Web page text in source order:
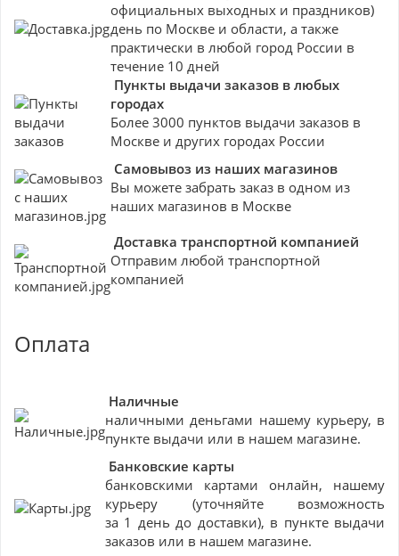
официальных выходных и праздников)
день по Москве и области, а также
практически в любой город России в
течение 10 дней
Пункты выдачи заказов в любых
городах
Более 3000 пунктов выдачи заказов в
Москве и других городах России
Самовывоз из наших магазинов
Вы можете забрать заказ в одном из
наших магазинов в Москве
Доставка транспортной компанией
Отправим любой транспортной
компанией
Оплата
Наличные
наличными деньгами нашему курьеру, в
пункте выдачи или в нашем магазине.
Банковские карты
банковскими картами онлайн, нашему
курьеру (уточняйте возможность
за 1 день до доставки), в пункте выдачи
заказов или в нашем магазине.